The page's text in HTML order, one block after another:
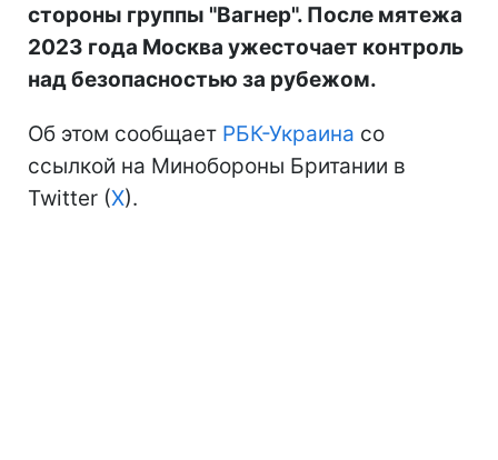
стороны группы "Вагнер". После мятежа
2023 года Москва ужесточает контроль
над безопасностью за рубежом.
Об этом сообщает РБК-Украина со
ссылкой на Минобороны Британии в
Twitter (X).